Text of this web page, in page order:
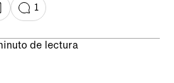
1
de lectura